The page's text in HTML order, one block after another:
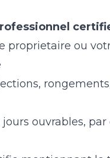
proprietaire ou
jours ouvrables,